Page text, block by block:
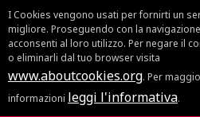
I Cookies vengono usati per fornirti un
migliore. Proseguendo con la
acconsenti al loro utilizzo. Per negare il
o eliminarli dal tuo browser visita
www.aboutcookies.org. Per
informazioni leggi l'informativa.